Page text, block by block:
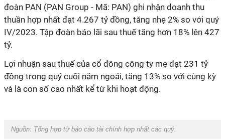
đoàn PAN (PAN Group - Mã: PAN) ghi nhận doanh thu
thuần hợp nhất đạt 4.267 tỷ đồng, tăng nhẹ 2% so với quý
IV/2023. Tập đoàn báo lãi sau thuế tăng hơn 18% lên 427
tỷ.
Lợi nhuận sau thuế của cổ đông công ty mẹ đạt 231 tỷ
đồng trong quý cuối năm ngoái, tăng 13% so với cùng kỳ
và là con số cao nhất kể từ khi hoạt động.
Nguồn: Tổng hợp từ báo cáo tài chính hợp nhất các quý.